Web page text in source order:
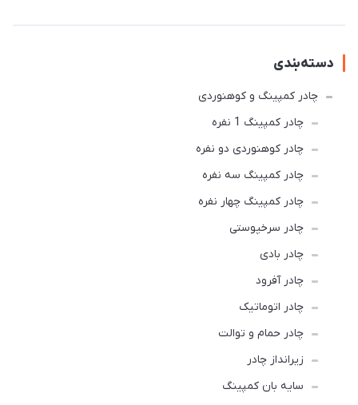
دسته‌بندی
چادر کمپینگ و کوهنوردی
چادر کمپینگ 1 نفره
چادر کوهنوردی دو نفره
چادر كمپينگ سه نفره
چادر کمپینگ چهار نفره
چادر سرخپوستی
چادر بادی
چادر آفرود
چادر اتوماتیک
چادر حمام و توالت
زیرانداز چادر
سایه بان کمپینگ